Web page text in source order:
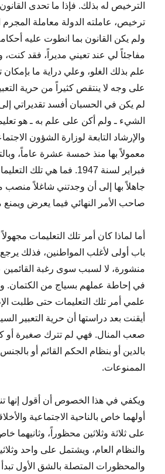
الترخيص له بذلك. فإذا ما تحدى
ترخيص، عاملته الدولة معاملة المجرم
ولم يكن القانون بما انطوت عليه
مفاجئاً لي عند تعيني مديراً، فقد كنت،
علم بذلك الغلو، وعلي دراية ما بإمكان
على وجه لا ينتقص كثيراً من حرية
لم يكن في الحسبان أفسد تقديراتي
الشيء ـ ولم أكن على علم به ـ هو
والإرشاد التابعة لوزارة الشؤون
معمولاً بها منذ خمسة عشرة عاماً،
فبراير لسنة 1947. فما هي تلك
جاهلاً بها إلى أن وجدتني شاغلاً منصب
صاحب الأمر النهائي فيما يعرض ويمنع
أما لماذا كان أمر تلك التعليمات
باب أولى لأغلب المواطنين، فذلك يرجع
منشورة، لا لسبب سوى رغبة
في إحاطة عملهم بسياج من الكتمان.
علمي أمر تلك التعليمات حتى طلبت
أيقنت بعد دراستها أن حرية التعبير
صعب المنال. فهي لم تترك صغيرة أو
بالدين أو بنظام الحكم القائم أو
الممنوعات.
ويكفي في هذا الخصوص أن أقول إنها
أولهما خاص بالناحية الاجتماعية
على ثلاثة وثلاثين محظوراً، وثانيهما
والنظام العام، ويشتمل على واحد
والمحظورات المتصلة بالشق الأول تبدأ